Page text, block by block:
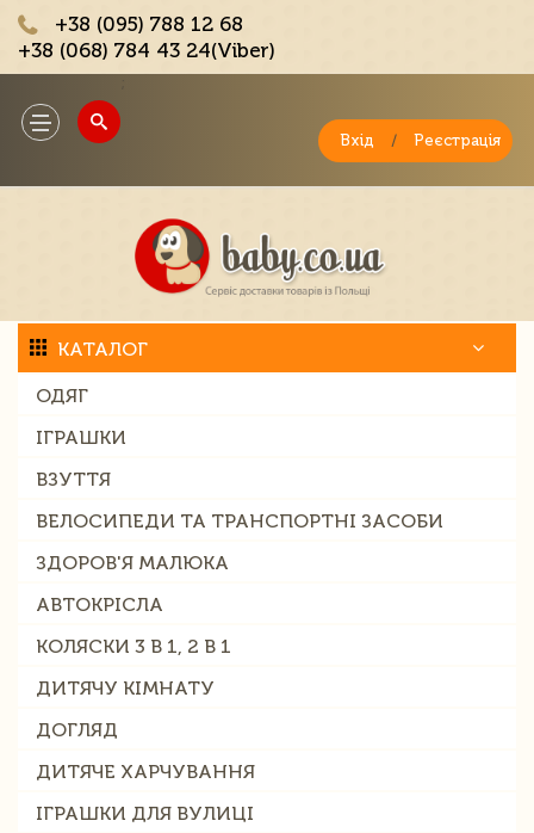
+38 (095) 788 12 68
+38 (068) 784 43 24(Viber)
Toggle
navigation
Вхід / Реєстрація
КАТАЛОГ
ОДЯГ
ІГРАШКИ
ВЗУТТЯ
ВЕЛОСИПЕДИ ТА ТРАНСПОРТНІ ЗАСОБИ
ЗДОРОВ'Я МАЛЮКА
АВТОКРІСЛА
КОЛЯСКИ 3 В 1, 2 В 1
ДИТЯЧУ КІМНАТУ
ДОГЛЯД
ДИТЯЧЕ ХАРЧУВАННЯ
ІГРАШКИ ДЛЯ ВУЛИЦІ